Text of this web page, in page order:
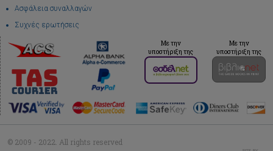
Ασφάλεια συναλλαγών
Συχνές ερωτήσεις
Με την
υποστήριξη της
Με την
υποστήριξη της
© 2009 - 2022. All rights reserved